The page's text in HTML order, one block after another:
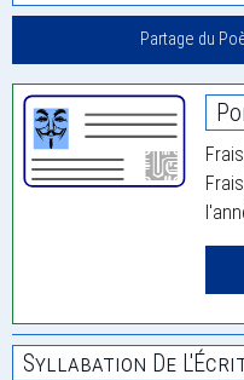
Partage du
Syllabation De